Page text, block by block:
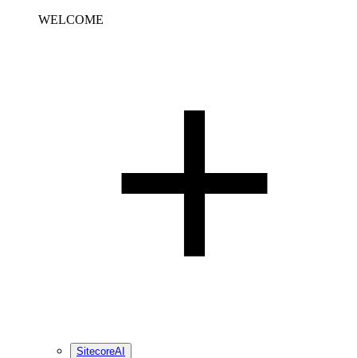
WELCOME
SitecoreAI